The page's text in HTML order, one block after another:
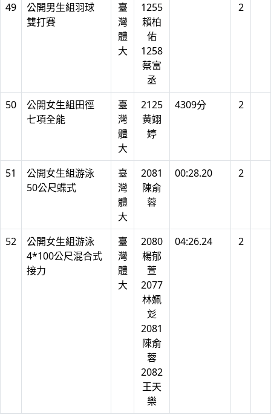
49
公開男生組羽球
雙打賽
臺
灣
體
大
1255
賴柏
佑
1258
蔡富
丞
2
50
公開女生組田徑
七項全能
臺
灣
體
大
2125
黃翊
婷
4309分 2
51
公開女生組游泳
50公尺蝶式
臺
灣
體
大
2081
陳俞
蓉
00:28.20 2
52
公開女生組游泳
4*100公尺混合式
接力
臺
灣
體
大
2080
楊郁
萱
2077
林姵
彣
2081
陳俞
蓉
2082
王天
樂
04:26.24 2